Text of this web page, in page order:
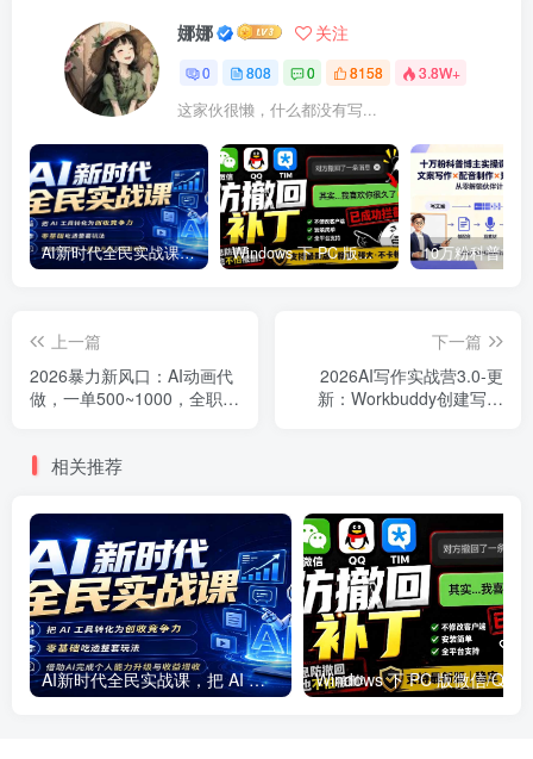
娜娜 关注
0 808 0 8158 3.8W+
这家伙很懒，什么都没有写...
AI新时代全民实战课，把 AI 工具转化为创收竞争力，零基础吃透整套玩法，借助AI完成个人能力升级与收益增收。 Windows 下 PC 版微信/QQ/TIM 的防撤回多开工具！开源免费使用，且免费长期维护 RevokeMsgPatcher
上一篇
2026暴力新风口：AI动画代
做，一单500~1000，全职月
下一篇
2026AI写作实战营3.0-更
新：Workbuddy创建写作
相关推荐
AI新时代全民实战课，把 AI 工具转化为创收竞争力，零基础吃透整套玩法，借助AI完成个人能力升级与收益增收。